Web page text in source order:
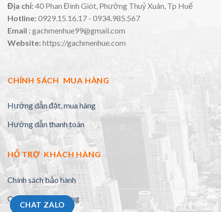
Địa chỉ:40 Phan Đình Giót, Phường Thuỷ Xuân, Tp Huế
Hotline:0929.15.16.17 - 0934.985.567
Email :gachmenhue99@gmail.com
Website:https://gachmenhue.com
CHÍNH SÁCH MUA HÀNG
Hướng dẫn đặt, mua hàng
Hướng dẫn thanh toán
HỖ TRỢ KHÁCH HÀNG
Chính sách bảo hành
Quy định đổi trả hàng
CHAT ZALO